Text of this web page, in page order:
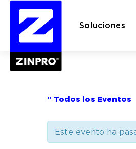
Soluciones
" Todos los Eventos
Este evento ha